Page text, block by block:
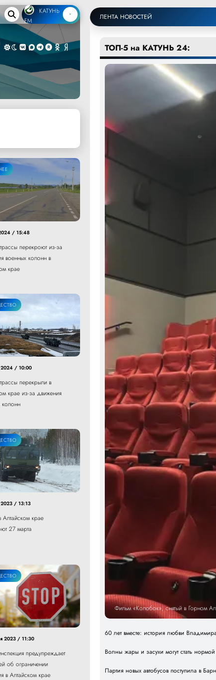
КАТУНЬ
FM
/ 15:48
перекроют из-за
военных колонн в
крае
2024 / 10:00
перекрыли в
крае из-за движения
колонн
2023 / 13:13
Алтайском крае
27 марта
2023 / 11:30
предупреждает
об ограничении
в Алтайском крае
ЛЕНТА НОВОСТЕЙ
ТОП-5 на КАТУНЬ 24:
Фильм «Колобок», снятый в Горном
60 лет вместе: история любви
Волны жары и засухи могут стать
Партия новых автобусов поступила в